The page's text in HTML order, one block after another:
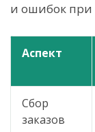
и ошибок при
Аспект
Сбор
заказов